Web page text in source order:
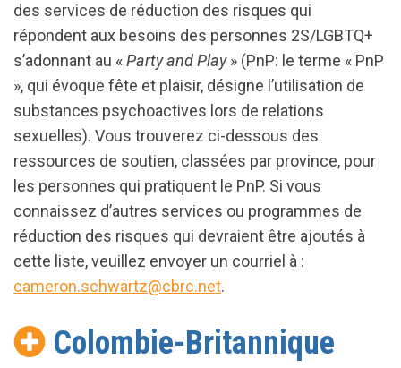
des services de réduction des risques qui
répondent aux besoins des personnes 2S/LGBTQ+
s’adonnant au «Party and Play» (PnP: le terme « PnP
», qui évoque fête et plaisir, désigne l’utilisation de
substances psychoactives lors de relations
sexuelles). Vous trouverez ci-dessous des
ressources de soutien, classées par province, pour
les personnes qui pratiquent le PnP. Si vous
connaissez d’autres services ou programmes de
réduction des risques qui devraient être ajoutés à
cette liste, veuillez envoyer un courriel à :
cameron.schwartz@cbrc.net.
Colombie-Britannique